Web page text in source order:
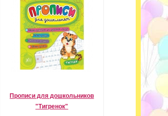
Прописи для дошкольников
"Тигренок"